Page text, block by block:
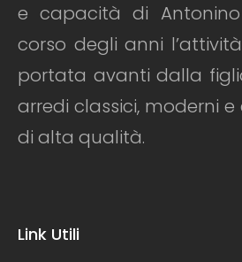
e capacità di Antonino
corso degli anni
portata avanti dalla
arredi classici, moderni
di alta qualità.
Link Utili